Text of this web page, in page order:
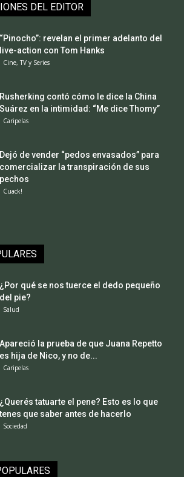
DEL EDITOR
“Pinocho”: revelan el primer adelanto del
live-action con Tom Hanks
Cine, TV y Series
Rusherking contó cómo le dice la China
Suárez en la intimidad: “Me dice Thomy”
Caripelas
Dejó de vender “pedos envasados” para
comercializar la transpiración de sus
pechos
Cuack!
¿Por qué se nos tuerce el dedo pequeño
del pie?
Salud
Apareció la prueba de que Juana Repetto
es hija de Nico, y no de...
Caripelas
¿Querés tatuarte el pene? Esto es lo que
que saber antes de hacerlo
Sociedad